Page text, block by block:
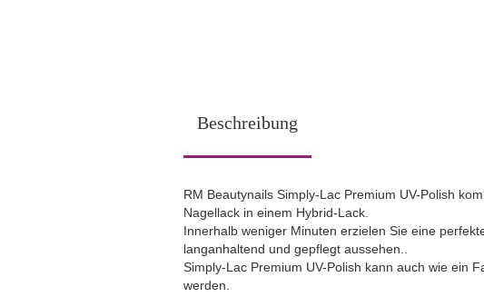
Beschreibung
RM Beautynails Simply-Lac Premium UV-Polish
Nagellack in einem Hybrid-Lack.
Innerhalb weniger Minuten erzielen Sie eine
langanhaltend und gepflegt aussehen..
Simply-Lac Premium UV-Polish kann auch wie ein
werden.